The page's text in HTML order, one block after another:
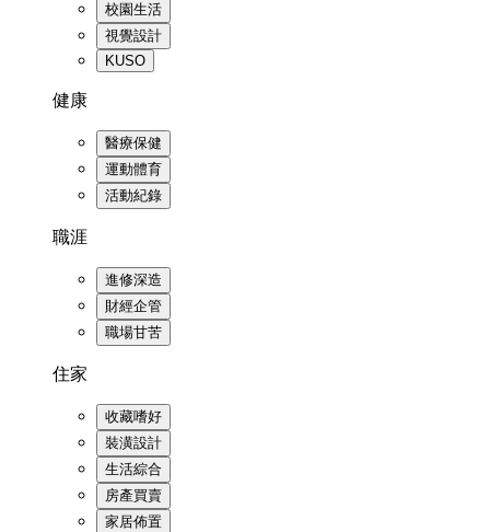
校園生活
視覺設計
KUSO
健康
醫療保健
運動體育
活動紀錄
職涯
進修深造
財經企管
職場甘苦
住家
收藏嗜好
裝潢設計
生活綜合
房產買賣
家居佈置